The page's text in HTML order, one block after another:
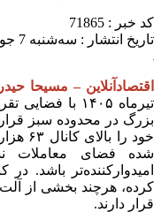
کد خبر : 71865
تاریخ انتشار : سه‌شنبه 7 جولای 2026 - 14:13
اقتصادآنلاین – مسیحا
تیرماه ۱۴۰۵
بزرگ در محدوده سبز قرار
خود
شده فضای معاملات
امیدوارکننده‌تر باشد.
کرده، هرچند بخشی از
قرار دارند.